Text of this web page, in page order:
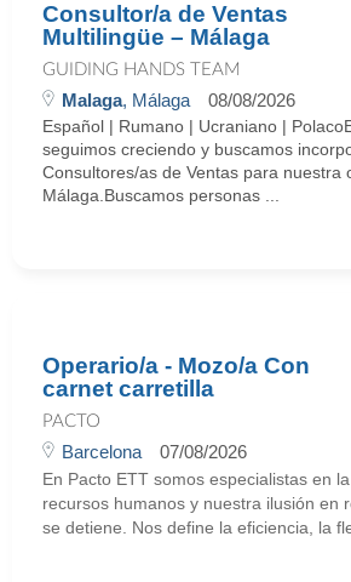
Consultor/a de Ventas
Multilingüe – Málaga
GUIDING HANDS TEAM
Malaga, Málaga 08/08/2026
Español | Rumano | Ucraniano |
seguimos creciendo y buscamos
Consultores/as de Ventas para nuestra
Málaga.Buscamos personas ...
Operario/a - Mozo/a Con
carnet carretilla
PACTO
Barcelona 07/08/2026
En Pacto ETT somos especialistas en
recursos humanos y nuestra ilusión en
se detiene. Nos define la eficiencia, la